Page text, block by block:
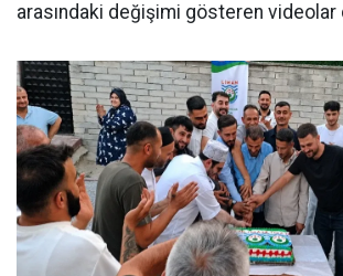
arasındaki değişimi gösteren videolar